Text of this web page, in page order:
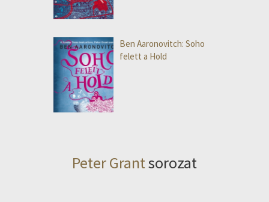
Ben Aaronovitch: Soho
felett a Hold
Peter Grantsorozat